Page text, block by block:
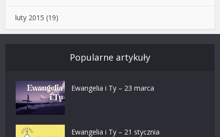
luty 2015 (19)
Popularne artykuły
Ewangelia i Ty – 23 marca
Ewangelia i Ty – 21 stycznia